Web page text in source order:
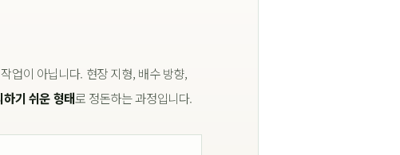
업이 아닙니다. 현장 지형, 배수 방향,
기 쉬운 형태로 정돈하는 과정입니다.